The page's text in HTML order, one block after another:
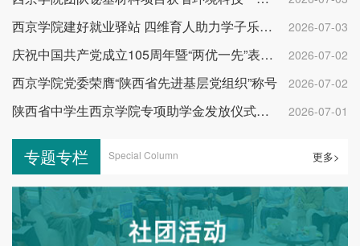
西京学院建好就业驿站 四维育人助力学子乐业成才 2026-07-03
庆祝中国共产党成立105周年暨“两优一先”表彰大会举行 2026-07-02
西京学院党委荣膺“陕西省先进基层党组织”称号 2026-07-02
陕西省中学生西京学院专项助学金发放仪式举行 2026-07-01
专题专栏 Special Column 更多>